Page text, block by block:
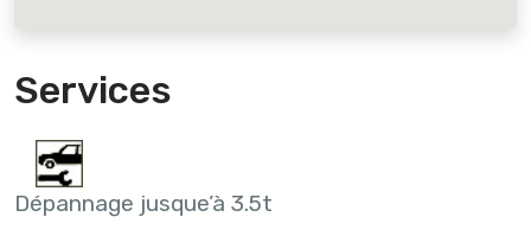
Services
Dépannage jusque’à 3.5t